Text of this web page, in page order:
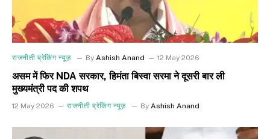
राजनीती ब्रेकिंग न्यूज़ By Ashish Anand 12 May 2026
असम में फिर NDA सरकार, हिमंता बिस्वा सरमा ने दूसरी बार ली
मुख्यमंत्री पद की शपथ
12 May 2026 राजनीती ब्रेकिंग न्यूज़ By Ashish Anand